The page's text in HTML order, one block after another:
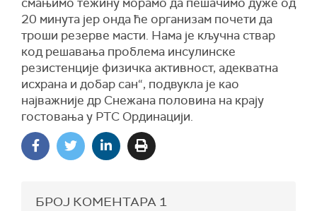
20 минута јер онда ће организам почети да
троши резерве масти. Нама је кључна ствар
код решавања проблема инсулинске
резистенције физичка активност, адекватна
исхрана и добар сан“, подвукла је као
најважније др Снежана половина на крају
гостовања у РТС Ординацији.
БРОЈ КОМЕНТАРА 1